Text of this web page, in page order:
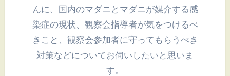
んに、国内のマダニとマダニが媒介する感
染症の現状、観察会指導者が気をつけるべ
きこと、観察会参加者に守ってもらうべき
対策などについてお伺いしたいと思いま
す。